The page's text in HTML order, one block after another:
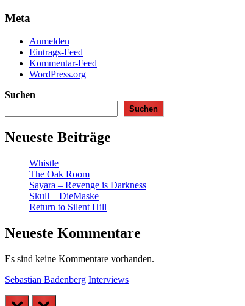
Meta
Anmelden
Eintrags-Feed
Kommentar-Feed
WordPress.org
Suchen
Suchen
Neueste Beiträge
Whistle
The Oak Room
Sayara – Revenge is Darkness
Skull – DieMaske
Return to Silent Hill
Neueste Kommentare
Es sind keine Kommentare vorhanden.
Sebastian Badenberg Interviews
prev next